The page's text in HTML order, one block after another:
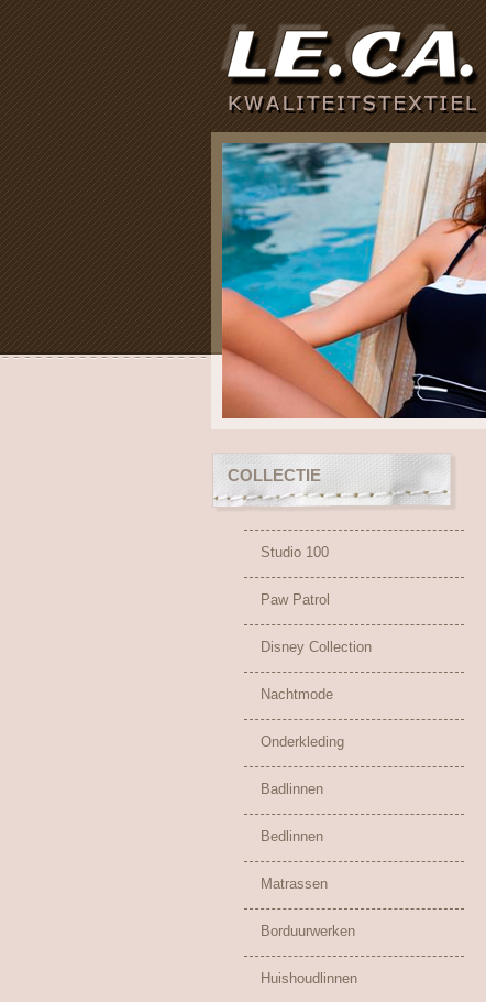
COLLECTIE
Studio 100
Paw Patrol
Disney Collection
Nachtmode
Onderkleding
Badlinnen
Bedlinnen
Matrassen
Borduurwerken
Huishoudlinnen